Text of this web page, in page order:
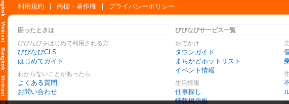
利用規約
商標・著作権 プライバシーポリシー
困ったときは
びびなびをはじめて利用される方
びびなびCLS
はじめてガイド
わからないことがあったら
よくある質問
お問い合わせ
びびなびサービス一覧
おでかけ
タウンガイド
まちかどホットリスト
イベント情報
生活情報
仕事探し
情報掲示板